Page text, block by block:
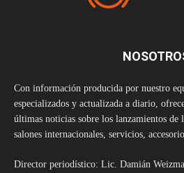
Con información producida por nuestro
especializados y actualizada a diario,
últimas noticias sobre los lanzamientos de
salones internacionales, servicios,
Director periodístico: Lic. Damián